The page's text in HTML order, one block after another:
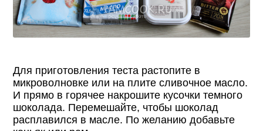
Для приготовления теста растопите в
микроволновке или на плите сливочное масло.
И прямо в горячее накрошите кусочки темного
шоколада. Перемешайте, чтобы шоколад
расплавился в масле. По желанию добавьте